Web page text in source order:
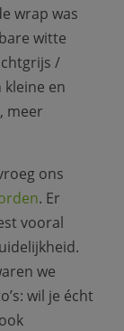
wrap was
witte
/
en
, meer
ons
. Er
vooral
we
wil je écht